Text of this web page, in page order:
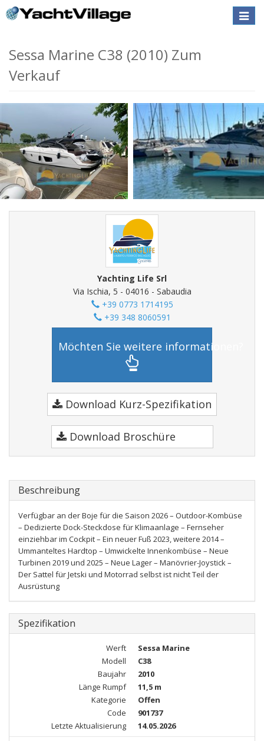
Toggle
Sessa Marine C38 (2010) Zum
Verkauf
Yachting Life Srl
Via Ischia, 5 - 04016 - Sabaudia
+39 0773 1714195
+39 348 8060591
Möchten Sie weitere informationen?
Download Kurz-Spezifikation
Download Broschüre
Beschreibung
Verfügbar an der Boje für die Saison 2026 – Outdoor-Kombüse
– Dedizierte Dock-Steckdose für Klimaanlage – Fernseher
einziehbar im Cockpit – Ein neuer Fuß 2023, weitere 2014 –
Ummanteltes Hardtop – Umwickelte Innenkombüse – Neue
Turbinen 2019 und 2025 – Neue Lager – Manövrier-Joystick –
Der Sattel für Jetski und Motorrad selbst ist nicht Teil der
Ausrüstung
Spezifikation
Werft
Sessa Marine
Modell
C38
Baujahr
2010
Länge Rumpf
11,5 m
Kategorie
Offen
Code
901737
Letzte Aktualisierung
14.05.2026